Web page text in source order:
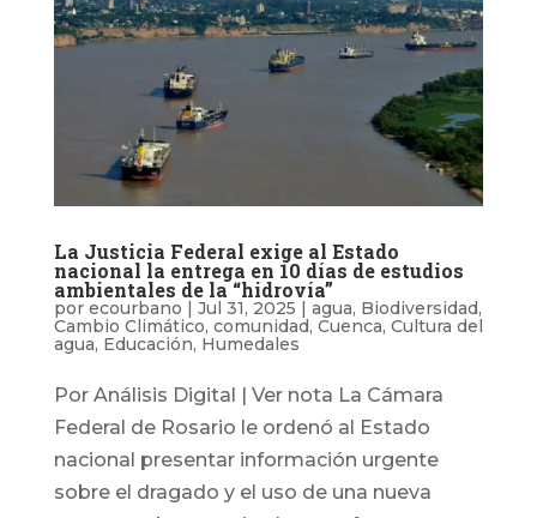
La Justicia Federal exige al Estado
nacional la entrega en 10 días de estudios
ambientales de la “hidrovía”
por ecourbano Jul 31, 2025 agua, Biodiversidad,
Cambio Climático, comunidad, Cuenca, Cultura del
agua, Educación, Humedales
Por Análisis Digital | Ver nota La Cámara
Federal de Rosario le ordenó al Estado
nacional presentar información urgente
sobre el dragado y el uso de una nueva